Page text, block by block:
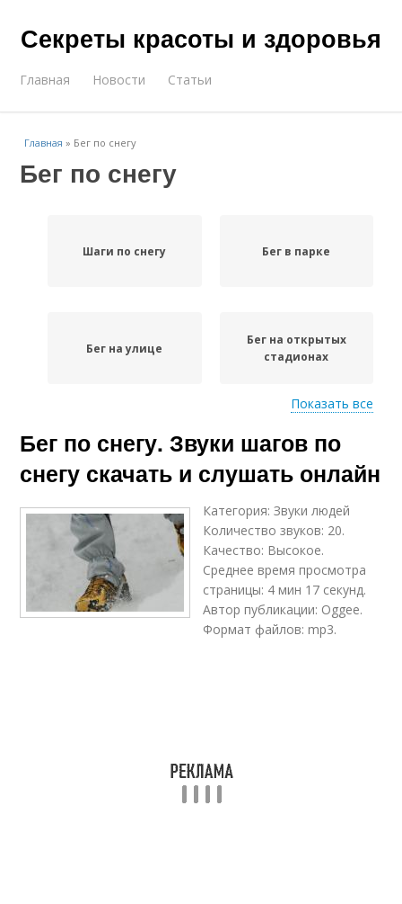
Секреты красоты и здоровья
Главная Новости Статьи
Главная » Бег по снегу
Бег по снегу
Шаги по снегу Бег в парке
Бег на улице
Бег на открытых
стадионах
легкоатлетическом
Бег на беговой
Кошки для бега Босоногий бег
Показать все
Бег по снегу. Звуки шагов по
снегу скачать и слушать онлайн
Категория: Звуки людей
Количество звуков: 20.
Качество: Высокое.
Среднее время просмотра
страницы: 4 мин 17 секунд.
Автор публикации: Oggee.
Формат файлов: mp3.